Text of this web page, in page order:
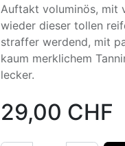
Auftakt voluminös, mit
wieder dieser tollen
straffer werdend, mit
kaum merklichem
lecker.
29,00 CHF